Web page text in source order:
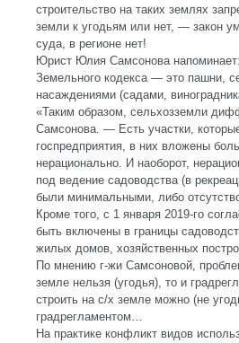
строительство на таких землях
земли к угодьям или нет, — закон
суда, в регионе нет!
Юрист Юлия Самсонова напоминает:
Земельного кодекса — это пашни,
насаждениями (садами,
«Таким образом, сельхозземли
Самсонова. — Есть участки,
госпредприятия, в них вложены
нерационально. И наоборот,
под ведение садоводства (в
были минимальными, либо
Кроме того, с 1 января 2019-го
быть включены в границы
жилых домов, хозяйственных
По мнению г-жи Самсоновой,
земле нельзя (угодья), то и
строить на с/х земле можно (не
градрегламентом…
На практике конфликт видов